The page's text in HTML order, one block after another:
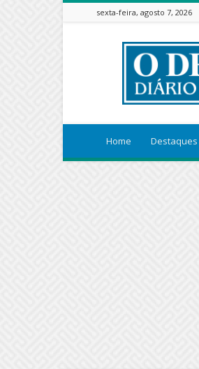
sexta-feira, agosto 7, 2026
ODEBATEON
Home Destaques